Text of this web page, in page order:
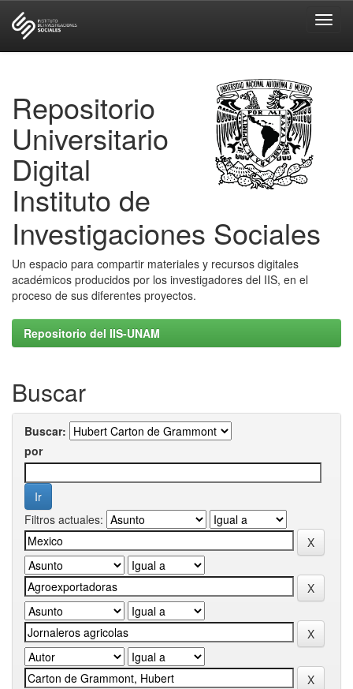
Repositorio
Universitario
Digital
Instituto de
Investigaciones Sociales
Un espacio para compartir materiales y recursos digitales
académicos producidos por los investigadores del IIS, en el
proceso de sus diferentes proyectos.
Repositorio del IIS-UNAM
Buscar
Buscar:
por
Filtros actuales: